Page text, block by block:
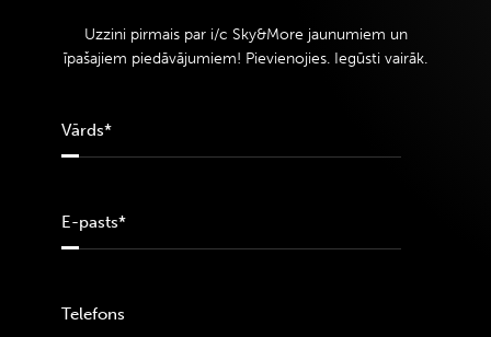
Uzzini pirmais par i/c Sky&More jaunumiem un
īpašajiem piedāvājumiem! Pievienojies. Iegūsti vairāk.